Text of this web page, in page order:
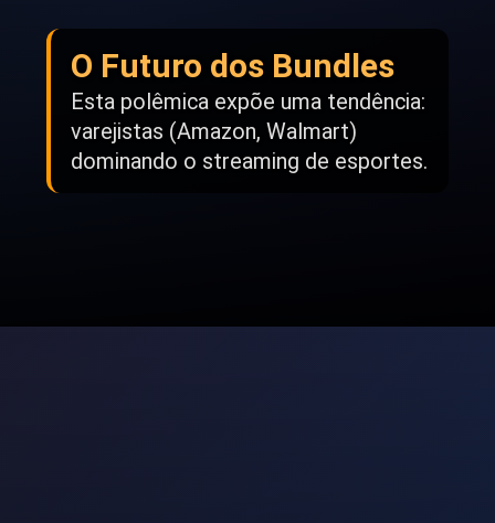
O Futuro dos Bundles
Esta polêmica expõe uma tendência:
varejistas (Amazon, Walmart)
dominando o streaming de esportes.